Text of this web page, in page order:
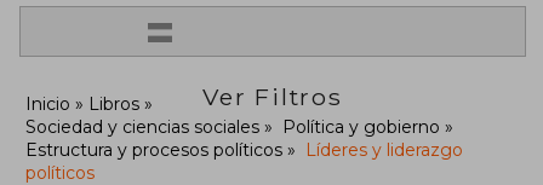
=
Ver Filtros
Inicio
Libros
Sociedad y ciencias sociales
Política y gobierno
Estructura y procesos políticos
Líderes y liderazgo
políticos